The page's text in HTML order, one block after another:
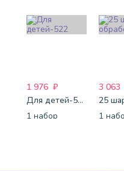
1 976 ₽
Для детей-522
1 набор
3 063
1